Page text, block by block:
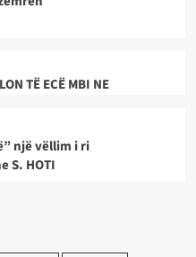
TË ECË MBI NE
një vëllim i ri
S. HOTI